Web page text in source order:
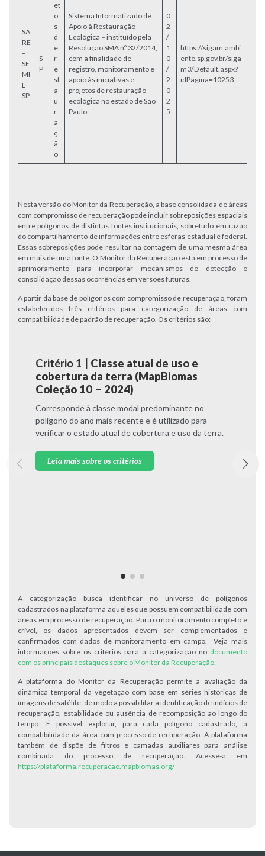
SA
RE
–
SE
MI
L
SP
S
P
et
o
s
d
e
r
e
st
a
u
r
a
ç
ã
o
Sistema Informatizado de
Apoio à Restauração
Ecológica – instituído pela
Resolução SMA nº 32/2014,
com a finalidade de
registro, monitoramento e
apoio às iniciativas e
projetos de restauração
ecológica no estado de São
Paulo
0
2
/
1
0
/
2
0
2
5
https://sigam.ambi
ente.sp.gov.br/siga
m3/Default.aspx?
idPagina=10253
Nesta versão do Monitor da Recuperação, a base consolidada de áreas
com compromisso de recuperação pode incluir sobreposições espaciais
entre polígonos de distintas fontes institucionais, sobretudo em razão
do compartilhamento de informações entre esferas estadual e federal.
Essas sobreposições pode resultar na contagem de uma mesma área
em mais de uma fonte. O Monitor da Recuperação está em processo de
aprimoramento para incorporar mecanismos de detecção e
consolidação dessas ocorrências em versões futuras.
A partir da base de polígonos com compromisso de recuperação, foram
estabelecidos três critérios para categorização de áreas com
compatibilidade de padrão de recuperação. Os critérios são:
Critério 1 | Classe atual de uso e
cobertura da terra (MapBiomas
Coleção 10 – 2024)
Corresponde à classe modal predominante no
polígono do ano mais recente e é utilizado para
verificar o estado atual de cobertura e uso da terra.
Leia mais sobre os critérios
A categorização busca identificar no universo de polígonos
cadastrados na plataforma aqueles que possuem compatibilidade com
áreas em processo de recuperação. Para o monitoramento completo e
crível, os dados apresentados devem ser complementados e
confirmados com dados de monitoramento em campo. Veja mais
informações sobre os critérios para a categorização no documento
com os principais destaques sobre o Monitor da Recuperação.
A plataforma do Monitor da Recuperação permite a avaliação da
dinâmica temporal da vegetação com base em séries históricas de
imagens de satélite, de modo a possibilitar a identificação de indícios de
recuperação, estabilidade ou ausência de recomposição ao longo do
tempo. É possível explorar, para cada polígono cadastrado, a
compatibilidade da área com processo de recuperação. A plataforma
também de dispõe de filtros e camadas auxiliares para análise
combinada do processo de recuperação. Acesse-a em
https://plataforma.recuperacao.mapbiomas.org/